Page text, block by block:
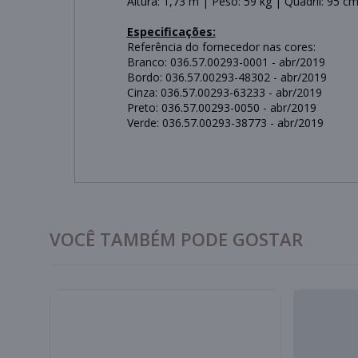
Especificações:
Referência do fornecedor nas cores:
Branco: 036.57.00293-0001 - abr/2019
Bordo: 036.57.00293-48302 - abr/2019
Cinza: 036.57.00293-63233 - abr/2019
Preto: 036.57.00293-0050 - abr/2019
Verde: 036.57.00293-38773 - abr/2019
VOCÊ TAMBÉM PODE GOSTAR